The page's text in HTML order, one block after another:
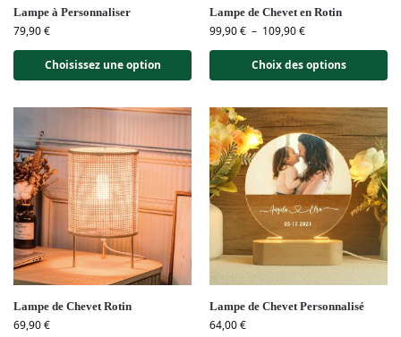
Lampe à Personnaliser
79,90€
Choisissez une option
Lampe de Chevet en Rotin
99,90€ – 109,90€
Choix des options
Lampe de Chevet Rotin
69,90€
Lampe de Chevet Personnalisé
64,00€